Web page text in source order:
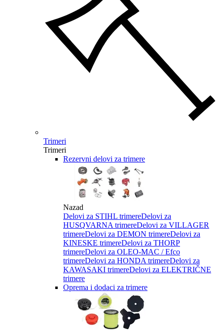
Trimeri
Trimeri
Rezervni delovi za trimere
Nazad
Delovi za STIHL trimereDelovi za
HUSQVARNA trimereDelovi za VILLAGER
trimereDelovi za DEMON trimereDelovi za
KINESKE trimereDelovi za THORP
trimereDelovi za OLEO-MAC / Efco
trimereDelovi za HONDA trimereDelovi za
KAWASAKI trimereDelovi za ELEKTRIČNE
trimere
Oprema i dodaci za trimere